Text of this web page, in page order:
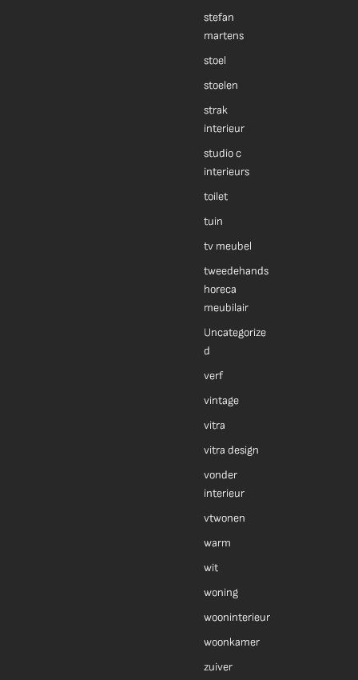
stefan
martens
stoel
stoelen
strak
interieur
studio c
interieurs
toilet
tuin
tv meubel
tweedehands
horeca
meubilair
Uncategorize
d
verf
vintage
vitra
vitra design
vonder
interieur
vtwonen
warm
wit
woning
wooninterieur
woonkamer
zuiver